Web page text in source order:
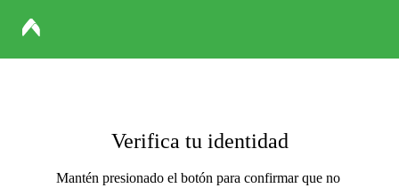
Verifica tu identidad
Mantén presionado el botón para confirmar que no